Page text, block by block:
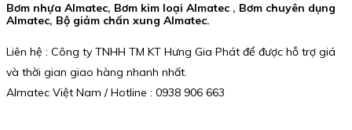
Bơm nhựa Almatec, Bơm kim loại Almatec , Bơm chuyên dụng
Almatec, Bộ giảm chấn xung Almatec.
Liên hệ : Công ty TNHH TM KT Hưng Gia Phát để được hỗ trợ giá
và thời gian giao hàng nhanh nhất.
Almatec Việt Nam / Hotline : 0938 906 663